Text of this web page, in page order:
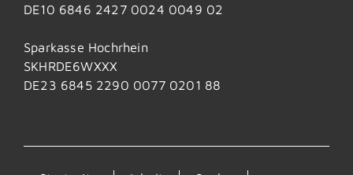
DE10 6846 2427 0024 0049 02
Sparkasse Hochrhein
SKHRDE6WXXX
DE23 6845 2290 0077 0201 88